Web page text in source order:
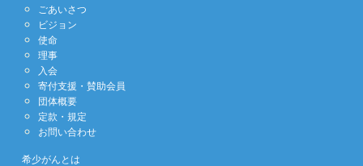
ごあいさつ
ビジョン
使命
理事
入会
寄付支援・賛助会員
団体概要
定款・規定
お問い合わせ
希少がんとは